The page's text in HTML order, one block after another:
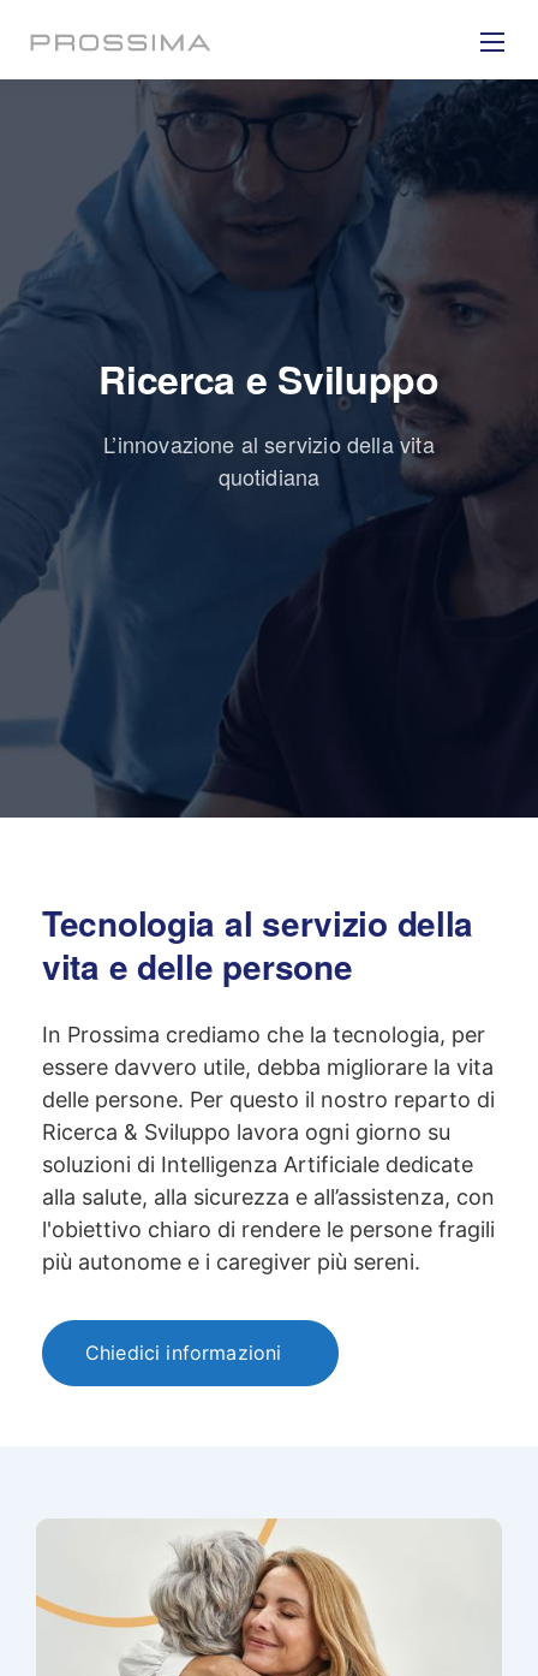
Ricerca e Sviluppo
L’innovazione al servizio della vita
quotidiana
Tecnologia al servizio della
vita e delle persone
In Prossima crediamo che la tecnologia, per
essere davvero utile, debba migliorare la vita
delle persone. Per questo il nostro reparto di
Ricerca & Sviluppo lavora ogni giorno su
soluzioni di Intelligenza Artificiale dedicate
alla salute, alla sicurezza e all’assistenza, con
l'obiettivo chiaro di rendere le persone fragili
più autonome e i caregiver più sereni.
Chiedici informazioni